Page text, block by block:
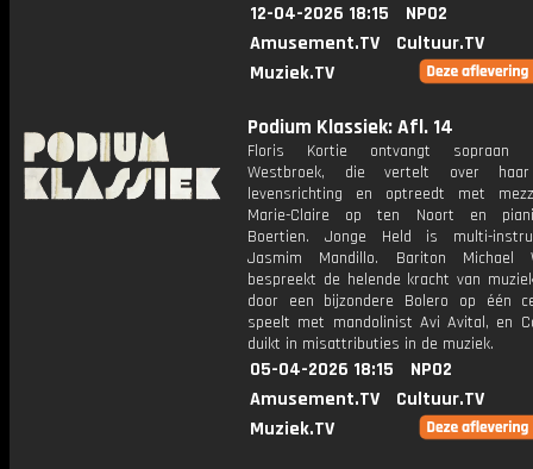
12-04-2026 18:15
NPO2
Amusement.TV
Cultuur.TV
Muziek.TV
Podium Klassiek: Afl. 14
Floris Kortie ontvangt sopraan
Westbroek, die vertelt over
levensrichting en optreedt met
Marie-Claire op ten Noort en
Boertien. Jonge Held is multi-
Jasmim Mandillo. Bariton Michael
bespreekt de helende kracht van
door een bijzondere Bolero op één
speelt met mandolinist Avi Avital, en
duikt in misattributies in de muziek.
05-04-2026 18:15
NPO2
Amusement.TV
Cultuur.TV
Muziek.TV